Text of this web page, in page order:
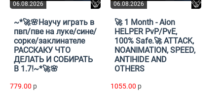
06.08.2026
~*🚀🌸Научу играть в
пвп/пве на луке/сине/
сорке/заклинателе
РАССКАКУ ЧТО
ДЕЛАТЬ И СОБИРАТЬ
В 1.7!~*🚀🌸
779.00 p
06.08.2026
🚀 1 Month - Aion
HELPER PvP/PvE,
100% Safe.🚀 ATTACK,
NOANIMATION, SPEED,
ANTIHIDE AND
OTHERS
1055.00 p